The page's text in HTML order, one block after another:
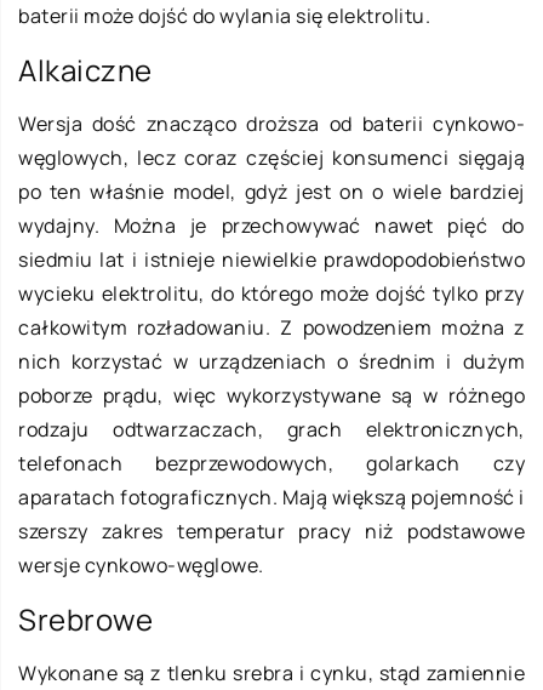
baterii może dojść do wylania się elektrolitu.
Alkaiczne
Wersja dość znacząco droższa od baterii cynkowo-
węglowych, lecz coraz częściej konsumenci sięgają
po ten właśnie model, gdyż jest on o wiele bardziej
wydajny. Można je przechowywać nawet pięć do
siedmiu lat i istnieje niewielkie prawdopodobieństwo
wycieku elektrolitu, do którego może dojść tylko przy
całkowitym rozładowaniu. Z powodzeniem można z
nich korzystać w urządzeniach o średnim i dużym
poborze prądu, więc wykorzystywane są w różnego
rodzaju odtwarzaczach, grach elektronicznych,
telefonach bezprzewodowych, golarkach czy
aparatach fotograficznych. Mają większą pojemność i
szerszy zakres temperatur pracy niż podstawowe
wersje cynkowo-węglowe.
Srebrowe
Wykonane są z tlenku srebra i cynku, stąd zamiennie